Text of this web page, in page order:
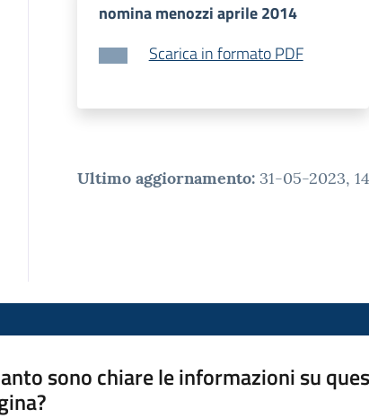
nomina menozzi aprile 2014
Scarica in formato PDF
Ultimo aggiornamento: 31-05-2023,
sono chiare le informazioni su